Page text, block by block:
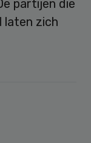
partijen die
laten zich